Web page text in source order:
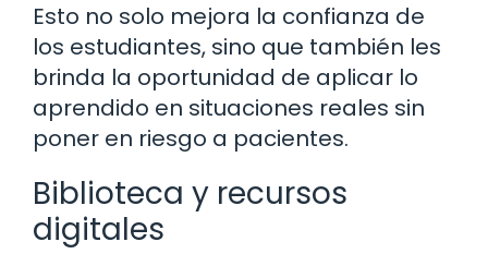
Esto no solo mejora la confianza de
los estudiantes, sino que también les
brinda la oportunidad de aplicar lo
aprendido en situaciones reales sin
poner en riesgo a pacientes.
Biblioteca y recursos
digitales